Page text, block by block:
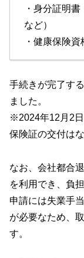
・身分証明
など）
・健康保険
手続きが完了す
ました。
※2024年12月2
保険証の交付は
なお、会社都合
を利用でき、負
申請には失業手
が必要なため、
す。